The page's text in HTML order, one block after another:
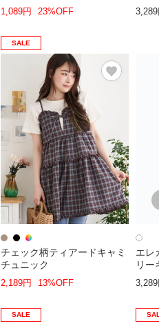
1,089円 23%OFF 3,289
SALE
チェック柄ティアードキャミ
チュニック
2,189円 13%OFF
エレ
リー
3,289
SALE